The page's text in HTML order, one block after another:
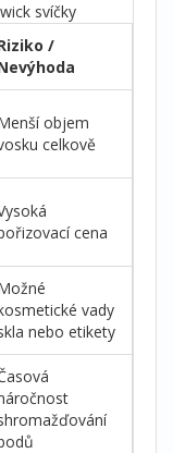
svíčky
/
objem
celkově
cena
vady
nebo etikety